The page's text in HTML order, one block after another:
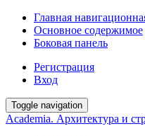
Главная
Основное содержимое
Боковая панель
Регистрация
Вход
Toggle navigation
Academia. Архитектура и